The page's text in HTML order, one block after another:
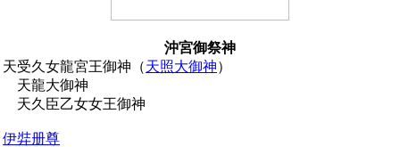
沖宮御祭神
天受久女龍宮王御神（天照大御神）
天龍大御神
天久臣乙女女王御神
伊弉册尊